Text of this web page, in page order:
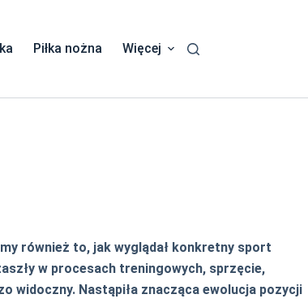
Piłka nożna Więcej
również to, jak wyglądał konkretny sport
w procesach treningowych, sprzęcie,
widoczny. Nastąpiła znacząca ewolucja pozycji